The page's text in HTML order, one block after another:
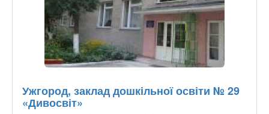
Ужгород, заклад дошкільної освіти № 29
«Дивосвіт»